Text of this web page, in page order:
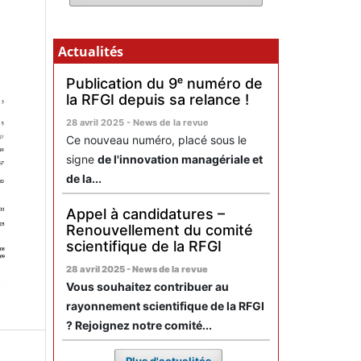
Actualités
Publication du 9ᵉ numéro de
la RFGI depuis sa relance !
28 avril 2025 - News de la revue
Ce nouveau numéro, placé sous le
signe de l'innovation managériale et
de la...
Appel à candidatures –
Renouvellement du comité
scientifique de la RFGI
28 avril 2025 - News de la revue
Vous souhaitez contribuer au
rayonnement scientifique de la RFGI
? Rejoignez notre comité...